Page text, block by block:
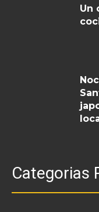
Un
Categorias